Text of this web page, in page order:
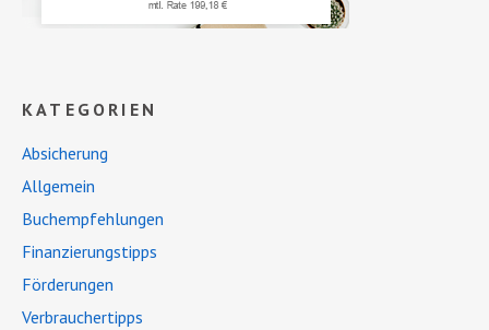
KATEGORIEN
Absicherung
Allgemein
Buchempfehlungen
Finanzierungstipps
Förderungen
Verbrauchertipps